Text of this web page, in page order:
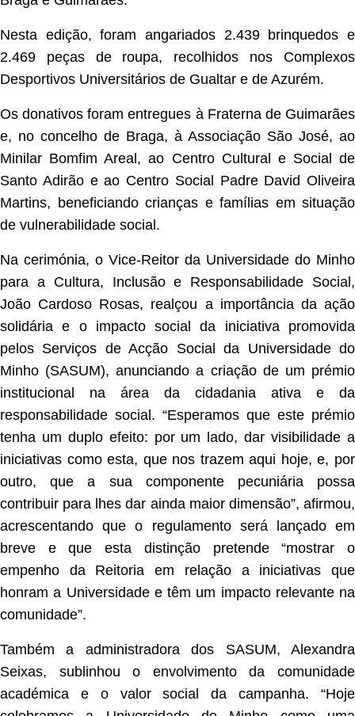
Nesta edição, foram angariados 2.439 brinquedos e
2.469 peças de roupa, recolhidos nos Complexos
Desportivos Universitários de Gualtar e de Azurém.
Os donativos foram entregues à Fraterna de Guimarães
e, no concelho de Braga, à Associação São José, ao
Minilar Bomfim Areal, ao Centro Cultural e Social de
Santo Adirão e ao Centro Social Padre David Oliveira
Martins, beneficiando crianças e famílias em situação
de vulnerabilidade social.
Na cerimónia, o Vice-Reitor da Universidade do Minho
para a Cultura, Inclusão e Responsabilidade Social,
João Cardoso Rosas, realçou a importância da ação
solidária e o impacto social da iniciativa promovida
pelos Serviços de Acção Social da Universidade do
Minho (SASUM), anunciando a criação de um prémio
institucional na área da cidadania ativa e da
responsabilidade social. “Esperamos que este prémio
tenha um duplo efeito: por um lado, dar visibilidade a
iniciativas como esta, que nos trazem aqui hoje, e, por
outro, que a sua componente pecuniária possa
contribuir para lhes dar ainda maior dimensão”, afirmou,
acrescentando que o regulamento será lançado em
breve e que esta distinção pretende “mostrar o
empenho da Reitoria em relação a iniciativas que
honram a Universidade e têm um impacto relevante na
comunidade”.
Também a administradora dos SASUM, Alexandra
Seixas, sublinhou o envolvimento da comunidade
académica e o valor social da campanha. “Hoje